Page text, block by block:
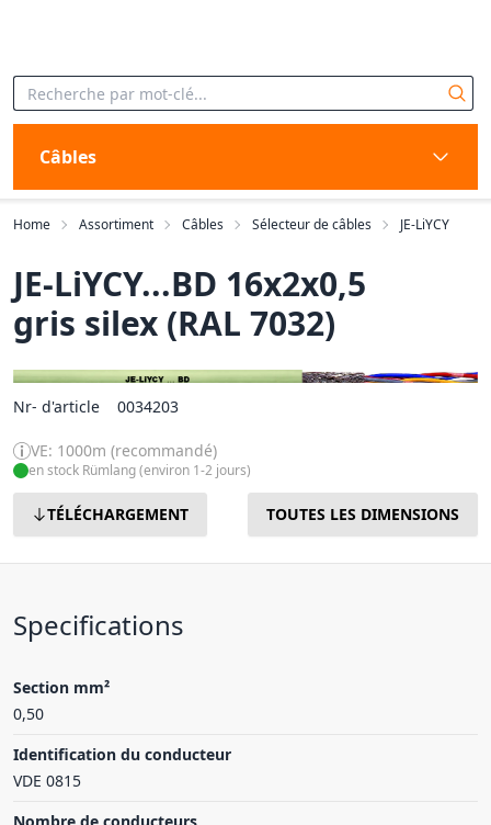
Câbles
Home Assortiment Câbles Sélecteur de câbles JE-LiYCY
JE-LiYCY...BD 16x2x0,5
gris silex (RAL 7032)
Nr- d'article 0034203
VE: 1000m (recommandé)
en stock Rümlang (environ 1-2 jours)
TÉLÉCHARGEMENT TOUTES LES DIMENSIONS
Specifications
Section mm²
0,50
Identification du conducteur
VDE 0815